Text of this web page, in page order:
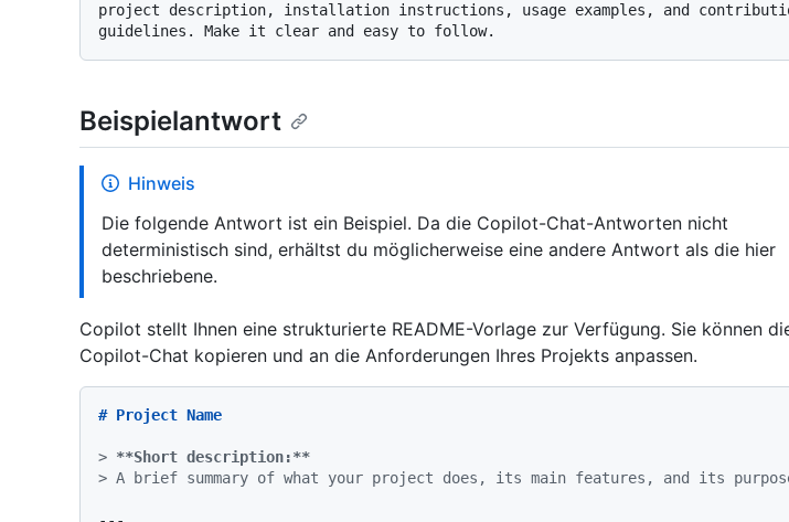
project description, installation instructions, usage examples, and
Beispielantwort
Hinweis
Die folgende Antwort ist ein Beispiel. Da die Copilot-Chat-Antworten nicht
deterministisch sind, erhältst du möglicherweise eine andere Antwort als die hier
beschriebene.
Copilot stellt Ihnen eine strukturierte README-Vorlage zur Verfügung. Sie können
Copilot-Chat kopieren und an die Anforderungen Ihres Projekts anpassen.
# Project Name
> **Short description:**
> A brief summary of what your project does, its main features, and its